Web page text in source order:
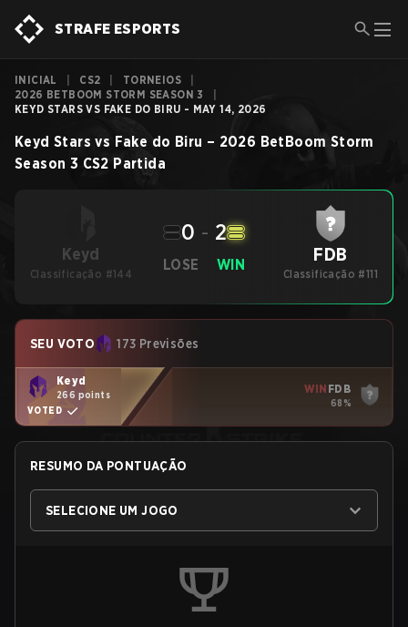
STRAFE ESPORTS
INICIAL CS2 TORNEIOS
2026 BETBOOM STORM SEASON 3
KEYD STARS VS FAKE DO BIRU - MAY 14, 2026
Keyd Stars vs Fake do Biru – 2026 BetBoom Storm
Season 3 CS2 Partida
Keyd
Classificação #144
LOSE
0 - 2
WIN FDB
Classificação #111
SEU VOTO 173 Previsões
Keyd
266 points
VOTED
WIN FDB
68%
RESUMO DA PONTUAÇÃO
SELECIONE UM JOGO